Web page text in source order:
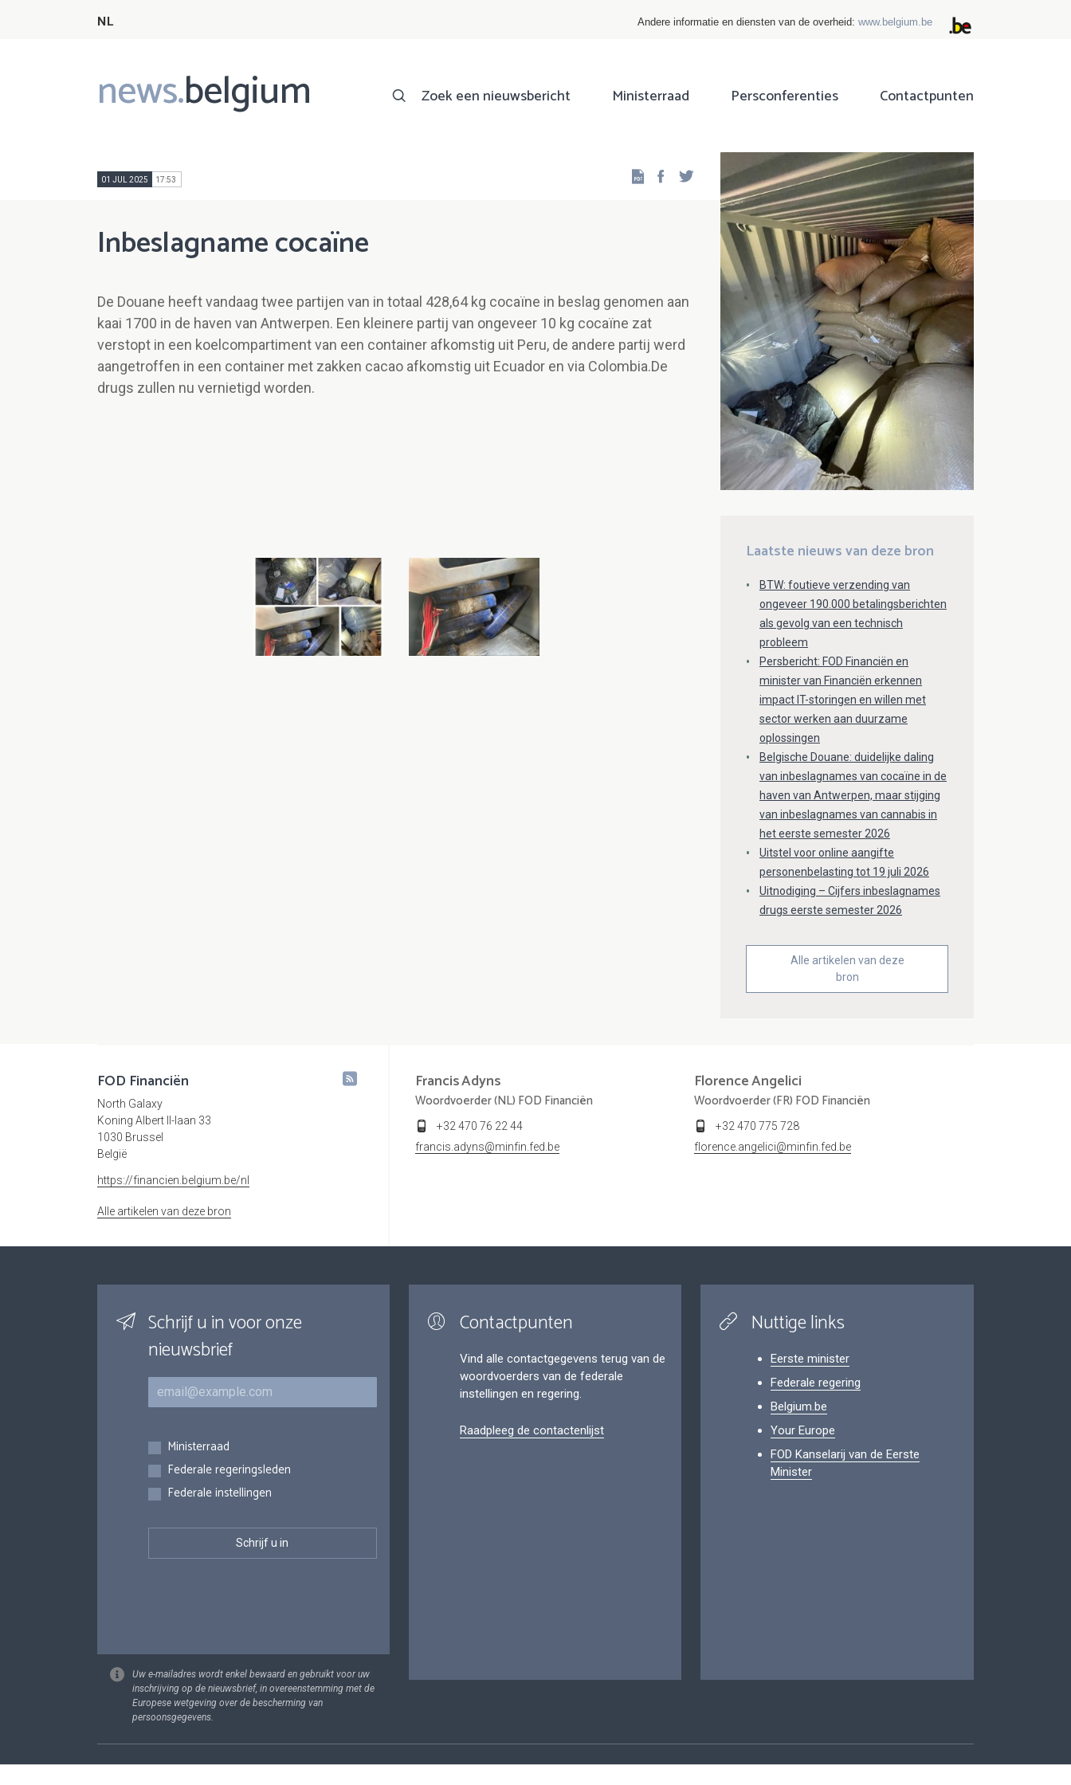
NL Andere informatie en diensten van de overheid: www.belgium.be
news.belgium
Main
navigation
Zoek een nieuwsbericht Ministerraad Persconferenties Contactpunten
01 JUL 2025 17:53 Facebook
Twitter
Inbeslagname cocaïne
De Douane heeft vandaag twee partijen van in totaal 428,64 kg cocaïne in beslag genomen aan
kaai 1700 in de haven van Antwerpen. Een kleinere partij van ongeveer 10 kg cocaïne zat
verstopt in een koelcompartiment van een container afkomstig uit Peru, de andere partij werd
aangetroffen in een container met zakken cacao afkomstig uit Ecuador en via Colombia.De
drugs zullen nu vernietigd worden.
Laatste nieuws van deze bron
BTW: foutieve verzending van
ongeveer 190.000 betalingsberichten
als gevolg van een technisch
probleem
Persbericht: FOD Financiën en
minister van Financiën erkennen
impact IT-storingen en willen met
sector werken aan duurzame
oplossingen
Belgische Douane: duidelijke daling
van inbeslagnames van cocaïne in de
haven van Antwerpen, maar stijging
van inbeslagnames van cannabis in
het eerste semester 2026
Uitstel voor online aangifte
personenbelasting tot 19 juli 2026
Uitnodiging – Cijfers inbeslagnames
drugs eerste semester 2026
Alle artikelen van deze
bron
FOD Financiën
North Galaxy
Koning Albert II-laan 33
1030 Brussel
België
https://financien.belgium.be/nl
Alle artikelen van deze bron
FrancisAdyns
Woordvoerder (NL) FOD Financiën
+32 470 76 22 44
francis.adyns@minfin.fed.be
FlorenceAngelici
Woordvoerder (FR) FOD Financiën
+32 470 775 728
florence.angelici@minfin.fed.be
Schrijf u in voor onze
nieuwsbrief
E-mail
Inschrijvingen
Ministerraad
Federale regeringsleden
Federale instellingen
Uw e-mailadres wordt enkel bewaard en gebruikt voor uw
inschrijving op de nieuwsbrief, in overeenstemming met de
Europese wetgeving over de bescherming van
persoonsgegevens.
Contactpunten
Vind alle contactgegevens terug van de
woordvoerders van de federale
instellingen en regering.
Raadpleeg de contactenlijst
Nuttige links
Eerste minister
Federale regering
Belgium.be
Your Europe
FOD Kanselarij van de Eerste
Minister
Footer